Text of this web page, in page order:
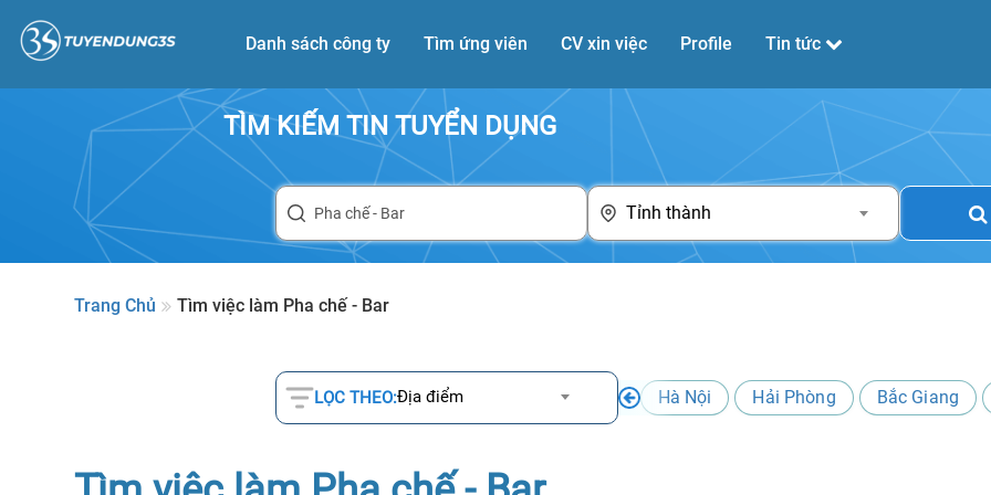
Danh sách công ty Tìm ứng viên CV xin việc Profile Tin tức
TÌM KIẾM TIN TUYỂN DỤNG
Tỉnh thành
Trang Chủ Tìm việc làm Pha chế - Bar
LỌC THEO:Địa điểm Hà Nội Hải Phòng Bắc Giang